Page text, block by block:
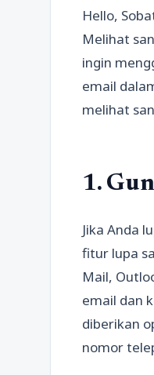
Hello,
Melihat
ingin
email
melihat
1.
Jika Anda
fitur lupa
Mail,
email dan
diberikan
nomor